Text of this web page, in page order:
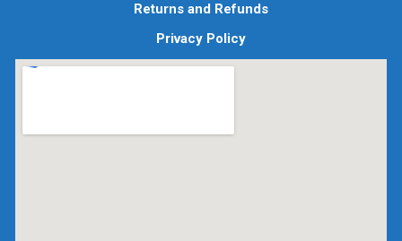
Returns and Refunds
Privacy Policy